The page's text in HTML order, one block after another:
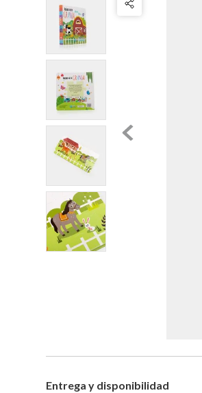
Entrega y disponibilidad